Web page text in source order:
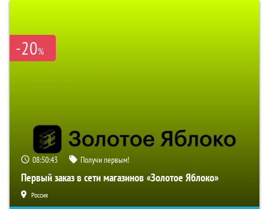
-20%
08:50:42 Получи первым!
Первый заказ в сети магазинов «Золотое Яблоко»
Россия